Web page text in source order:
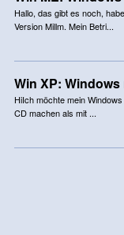
Hallo, das gibt es noch,
Version Millm. Mein Betri...
Win XP:
HiIch möchte mein
CD machen als mit ...